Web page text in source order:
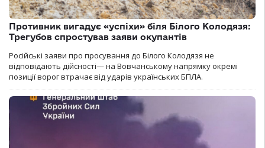
Противник вигадує «успіхи» біля Білого Колодязя:
Трегубов спростував заяви окупантів
Російські заяви про просування до Білого Колодязя не
відповідають дійсності— на Вовчанському напрямку окремі
позиції ворог втрачає від ударів українських БПЛА.